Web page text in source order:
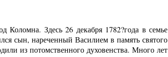
Коломна. Здесь26 декабря 1782?года в семье
сын, нареченный Василием в память святого
из потомственного духовенства. Много лет